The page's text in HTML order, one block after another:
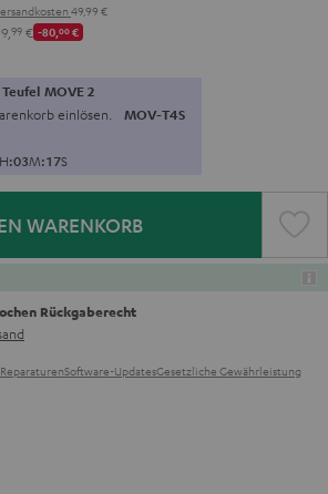
49,99 €
99 € -80,00€
Teufel MOVE 2
einlösen. MOV-T4S
H:03M:16S
WARENKORB
Rückgaberecht
ReparaturenSoftware-UpdatesGesetzliche Gewährleistung